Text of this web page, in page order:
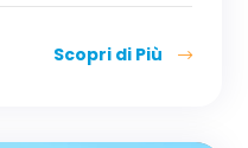
Scopri di Più